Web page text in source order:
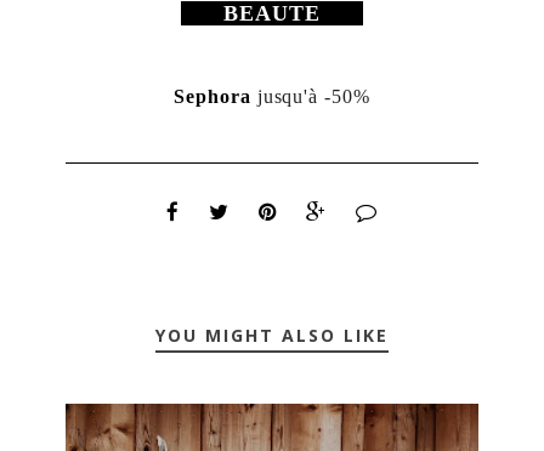
BEAUTE
Sephora jusqu'à -50%
YOU MIGHT ALSO LIKE